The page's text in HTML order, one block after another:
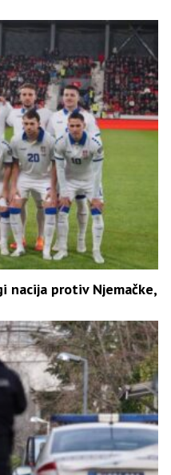
nacija protiv Njemačke,